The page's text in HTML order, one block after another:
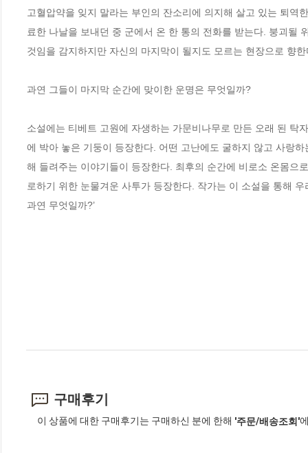
고혈압약을 잊지 말라는 부인의 잔소리에 의지해 살고 있는 퇴
료한 나날을 보내던 중 군에서 온 한 통의 전화를 받는다. 붕괴될
것임을 감지하지만 자신의 마지막이 될지도 모르는 현장으로 향
과연 그들이 마지막 순간에 맞이한 운명은 무엇일까?
소설에는 티베트 고원에 자생하는 가문비나무로 만든 오래 된 탁
에 박아 놓은 기둥이 등장한다. 어떤 고난에도 굴하지 않고 사랑
해 들려주는 이야기들이 등장한다. 최후의 순간에 비로소 온몸으
로하기 위한 눈물겨운 사투가 등장한다. 작가는 이 소설을 통해
과연 무엇일까?’
구매후기
이 상품에 대한 구매후기는 구매하신 분에 한해 '주문/배송조회'